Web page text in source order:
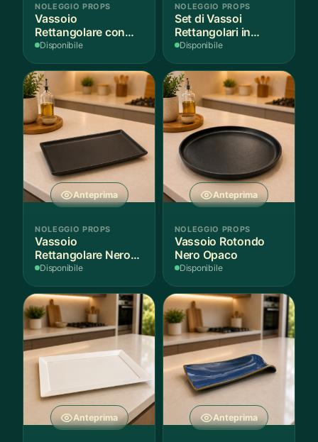
NOLEGGIO PROPS
Vassoio
Rettangolare con
Fantasia
Disponibile
NOLEGGIO PROPS
Set di Vassoi
Rettangolari in
Finitura Legno
Disponibile
Anteprima
NOLEGGIO PROPS
Vassoio
Rettangolare Nero
Opaco
Disponibile
Anteprima
NOLEGGIO PROPS
Vassoio Rotondo
Nero Opaco
Disponibile
Anteprima Anteprima